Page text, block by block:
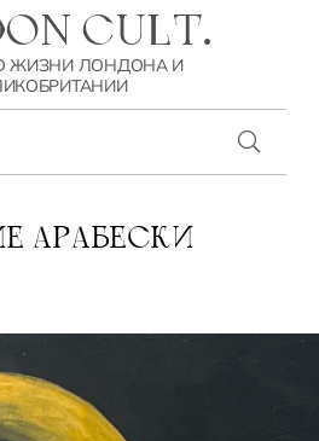
CULT.
ЖИЗНИ ЛОНДОНА И
АРАБЕСКИ